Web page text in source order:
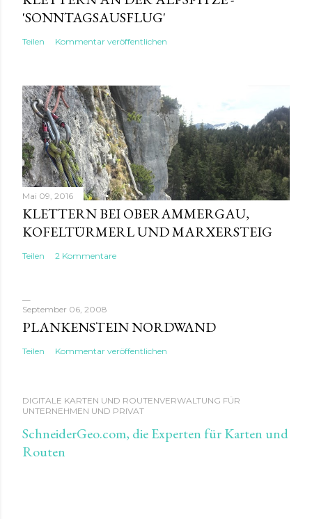
'SONNTAGSAUSFLUG'
Teilen Kommentar veröffentlichen
Mai 09, 2016
KLETTERN BEI OBERAMMERGAU,
KOFELTÜRMERL UND MARXERSTEIG
Teilen 2 Kommentare
September 06, 2008
PLANKENSTEIN NORDWAND
Teilen Kommentar veröffentlichen
DIGITALE KARTEN UND ROUTENVERWALTUNG FÜR
UNTERNEHMEN UND PRIVAT
SchneiderGeo.com, die Experten für Karten und
Routen